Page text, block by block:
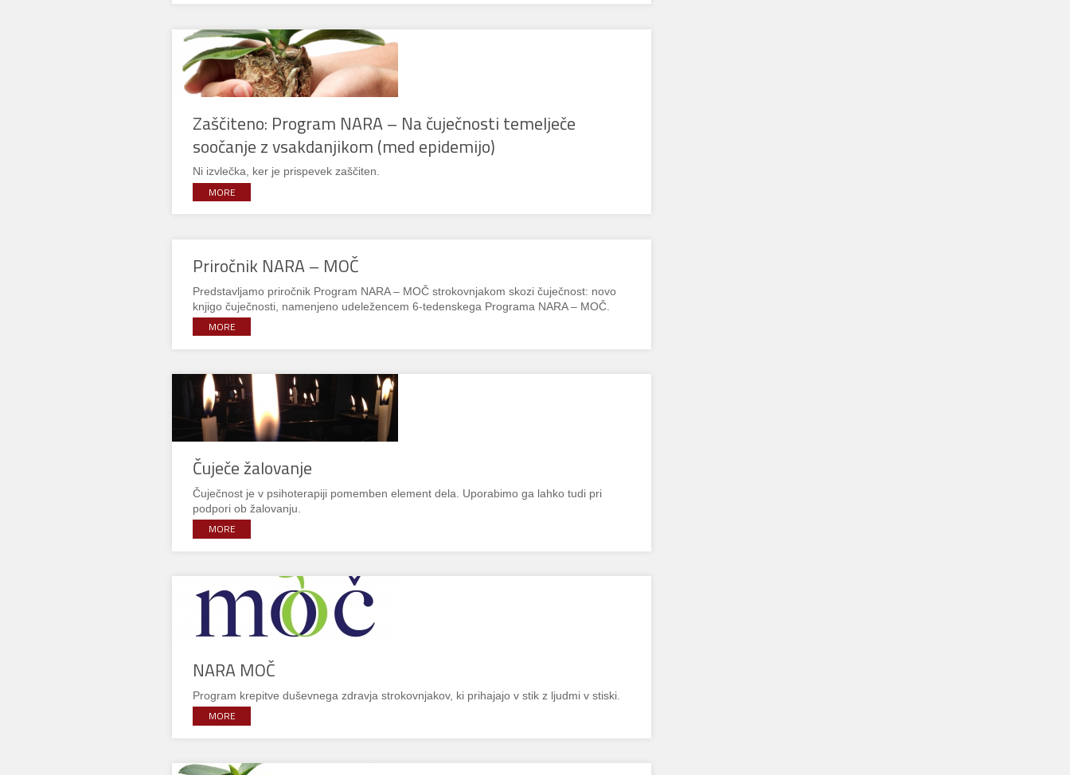
Zaščiteno: Program NARA – Na čuječnosti temelječe
soočanje z vsakdanjikom (med epidemijo)
Ni izvlečka, ker je prispevek zaščiten.
MORE
Priročnik NARA – MOČ
Predstavljamo priročnik Program NARA – MOČ strokovnjakom skozi čuječnost: novo
knjigo čuječnosti, namenjeno udeležencem 6-tedenskega Programa NARA – MOČ.
MORE
Čuječe žalovanje
Čuječnost je v psihoterapiji pomemben element dela. Uporabimo ga lahko tudi pri
podpori ob žalovanju.
MORE
NARA MOČ
Program krepitve duševnega zdravja strokovnjakov, ki prihajajo v stik z ljudmi v stiski.
MORE